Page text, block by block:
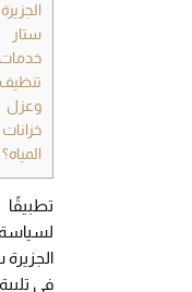
الجزيرة
ستار
خدمات
تنظيف
وعزل
خزانات
المياه؟
تطبيقًا
الجزيرة
في تلبية